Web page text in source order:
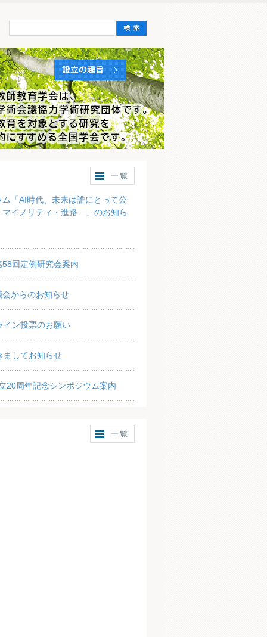
「AI時代、未来は誰にとって公
イノリティ・進路―」のお知ら
回定例研究会案内
からのお知らせ
イン投票のお願い
ましてお知らせ
20周年記念シンポジウム案内